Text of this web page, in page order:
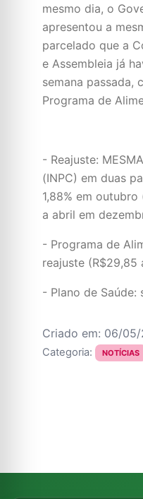
mesmo dia, o
apresentou a
parcelado que a
e Assembleia já
semana passada,
Programa de
- Reajuste:
(INPC) em duas
1,88% em
a abril em
- Programa de
reajuste (R$29,85
- Plano de Saúde:
Criado em: 06/
Categoria: NOTÍCIAS